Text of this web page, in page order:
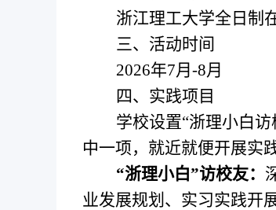
浙江理工大学全日制
三、活动时间
2026年7月-8月
四、实践项目
学校设置“浙理小白访
中一项，就近就便开展实践
“浙理小白”访校友：
业发展规划、实习实践开